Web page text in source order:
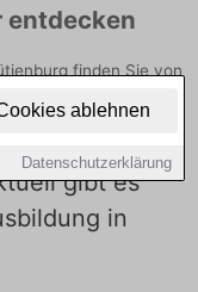
ablehnen
Datenschutzerklärung
entdecken
finden Sie von
von Top-
gibt es
in